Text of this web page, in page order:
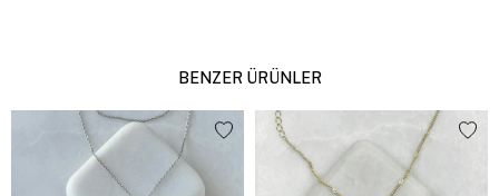
BENZER ÜRÜNLER